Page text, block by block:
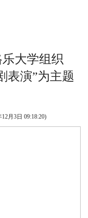
大学组织
表演”为主题
12月3日 09:18:20)